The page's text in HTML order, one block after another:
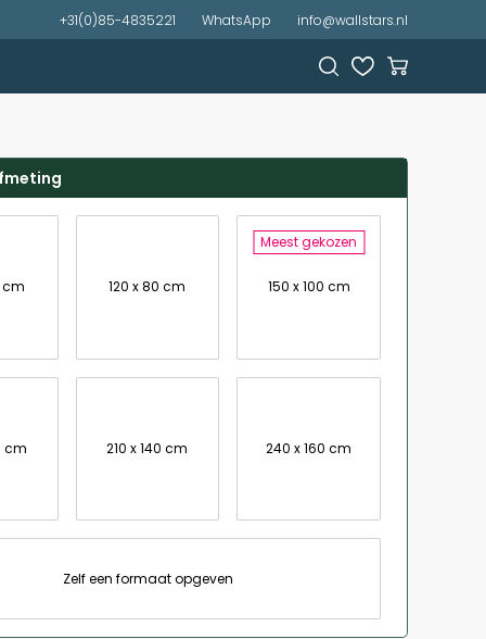
+31(0)85-4835221 WhatsApp info@wallstars.nl
cm 120 x 80 cm
Meest gekozen
150 x 100 cm
cm 210 x 140 cm 240 x 160 cm
Zelf een formaat opgeven